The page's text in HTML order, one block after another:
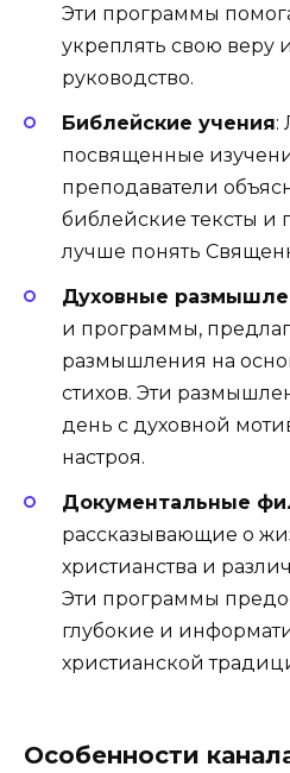
Эти программы
укреплять свою веру
руководство.
Библейские учения:
посвященные
преподаватели
библейские тексты и
лучше понять
Духовные
и программы,
размышления на
стихов. Эти
день с духовной
настроя.
Документальные
рассказывающие о
христианства и
Эти программы
глубокие и
христианской
Особенности